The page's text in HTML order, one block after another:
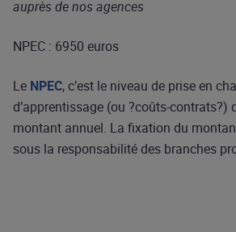
auprès de nos agences
NPEC : 6950 euros
Le NPEC, c’est le niveau de prise en
d’apprentissage (ou ?coûts-contrats?)
montant annuel. La fixation du
sous la responsabilité des branches